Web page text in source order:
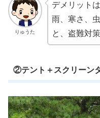
りゅうた
デメリット
雨、寒さ、
と、盗難対
②テント＋スクリーン